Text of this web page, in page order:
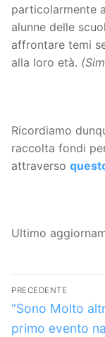
particolarmente
alunne delle
affrontare temi
alla loro età.
Ricordiamo
raccolta fondi
attraverso
Ultimo
articoli
PRECEDENTE
Articolo
precedente:
“Sono Molto
primo evento